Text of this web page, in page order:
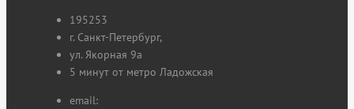
195253
г. Санкт-Петербург,
ул. Якорная 9а
5 минут от метро Ладожская
email: